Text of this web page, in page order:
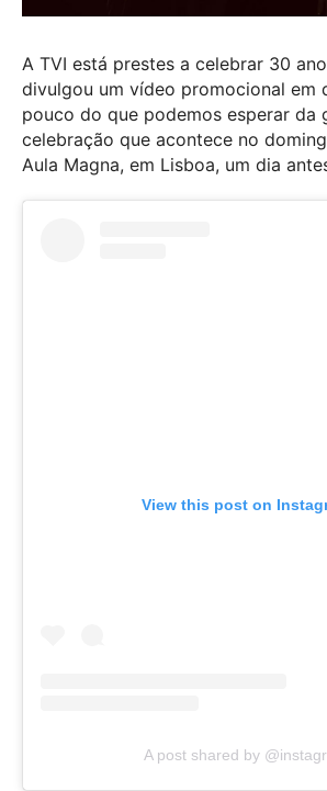
A TVI está prestes a celebrar 30
divulgou um vídeo promocional em
pouco do que podemos esperar da
celebração que acontece no
Aula Magna, em Lisboa, um dia
View this post on
A post shared by